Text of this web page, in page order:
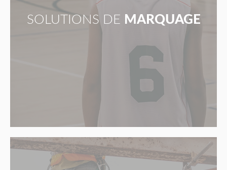
SOLUTIONS DE MARQUAGE